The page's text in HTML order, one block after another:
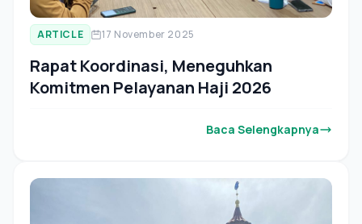
ARTICLE 17 November 2025
Rapat Koordinasi, Meneguhkan
Komitmen Pelayanan Haji 2026
Baca Selengkapnya